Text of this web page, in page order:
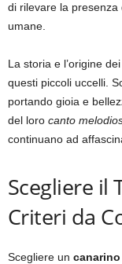
di rilevare la
umane.
La storia e l’origine
questi piccoli uccelli.
portando gioia e
del loro canto
continuano ad
Scegliere il
Criteri da
Scegliere un canarino